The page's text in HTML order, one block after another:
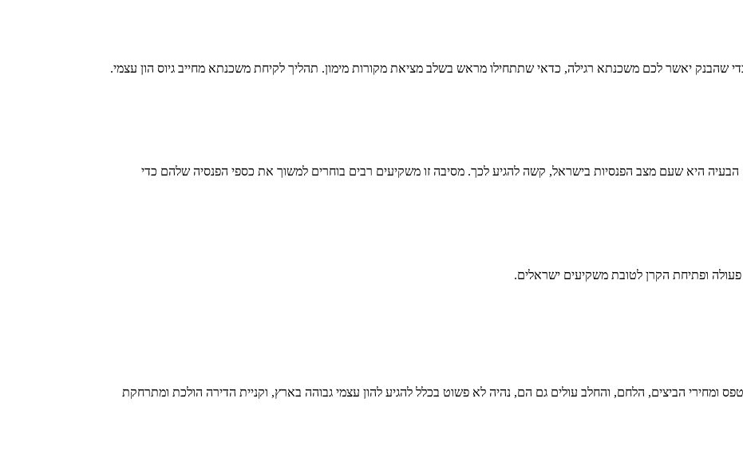
שהבנק יאשר לכם משכנתא רגילה, כדאי שתתחילו מראש בשלב מציאת מקורות מימון. תהליך לקיחת משכנתא מחייב גיוס הון עצמי.
הבעיה היא שעם מצב הפנסיות בישראל, קשה להגיע לכך. מסיבה זו משקיעים רבים בוחרים למשוך את כספי הפנסיה שלהם כדי
ומחירי הביצים, הלחם, והחלב עולים גם הם, נהיה לא פשוט בכלל להגיע להון עצמי גבוהה בארץ, וקניית הדירה הולכת ומתרחקת